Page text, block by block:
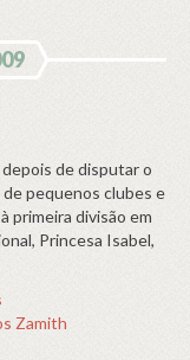
de disputar o
pequenos clubes e
primeira divisão em
Princesa Isabel,
Zamith